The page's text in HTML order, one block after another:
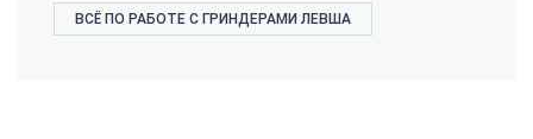
ВСЁ ПО РАБОТЕ С ГРИНДЕРАМИ ЛЕВША